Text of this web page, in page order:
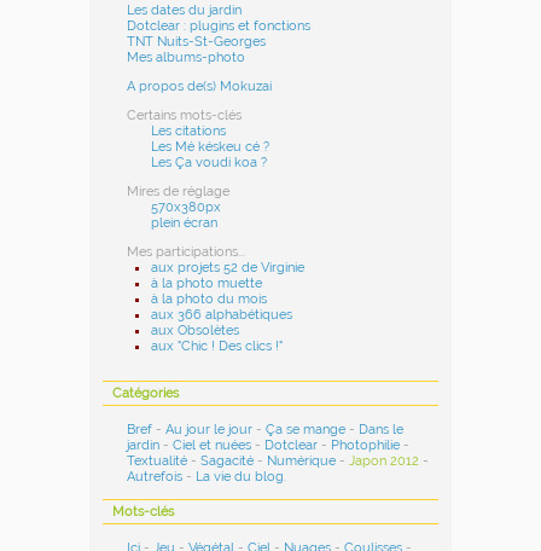
Les dates du jardin
Dotclear : plugins et fonctions
TNT Nuits-St-Georges
Mes albums-photo
A propos de(s) Mokuzai
Certains mots-clés
Les citations
Les Mé késkeu cé ?
Les Ça voudi koa ?
Mires de réglage
570x380px
plein écran
Mes participations...
aux projets 52 de Virginie
à la photo muette
à la photo du mois
aux 366 alphabétiques
aux Obsolètes
aux "Chic ! Des clics !"
Catégories
Bref -Au jour le jour -Ça se mange - Dans le
jardin -Ciel et nuées - Dotclear - Photophilie -
Textualité -Sagacité - Numérique -Japon 2012 -
Autrefois - La vie du blog.
Mots-clés